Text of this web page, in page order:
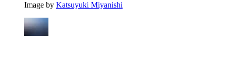
Image by Katsuyuki Miyanishi